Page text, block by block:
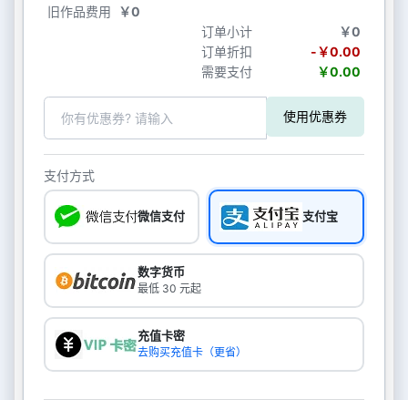
旧作品费用
￥0
订单小计
￥0
订单折扣
-￥0.00
需要支付
￥0.00
使用优惠券
支付方式
微信支付 支付宝
数字货币
最低 30 元起
充值卡密
去购买充值卡（更省）